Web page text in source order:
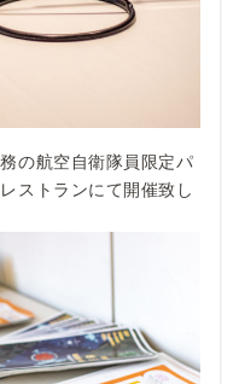
の航空自衛隊員限定パ
ストランにて開催致し